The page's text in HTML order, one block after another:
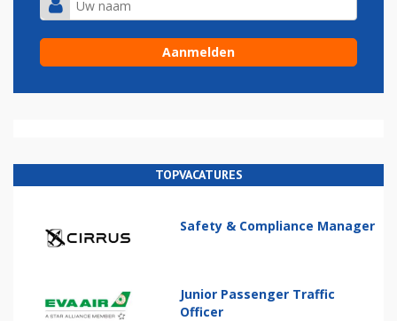
TOPVACATURES
Safety & Compliance Manager
Junior Passenger Traffic
Officer